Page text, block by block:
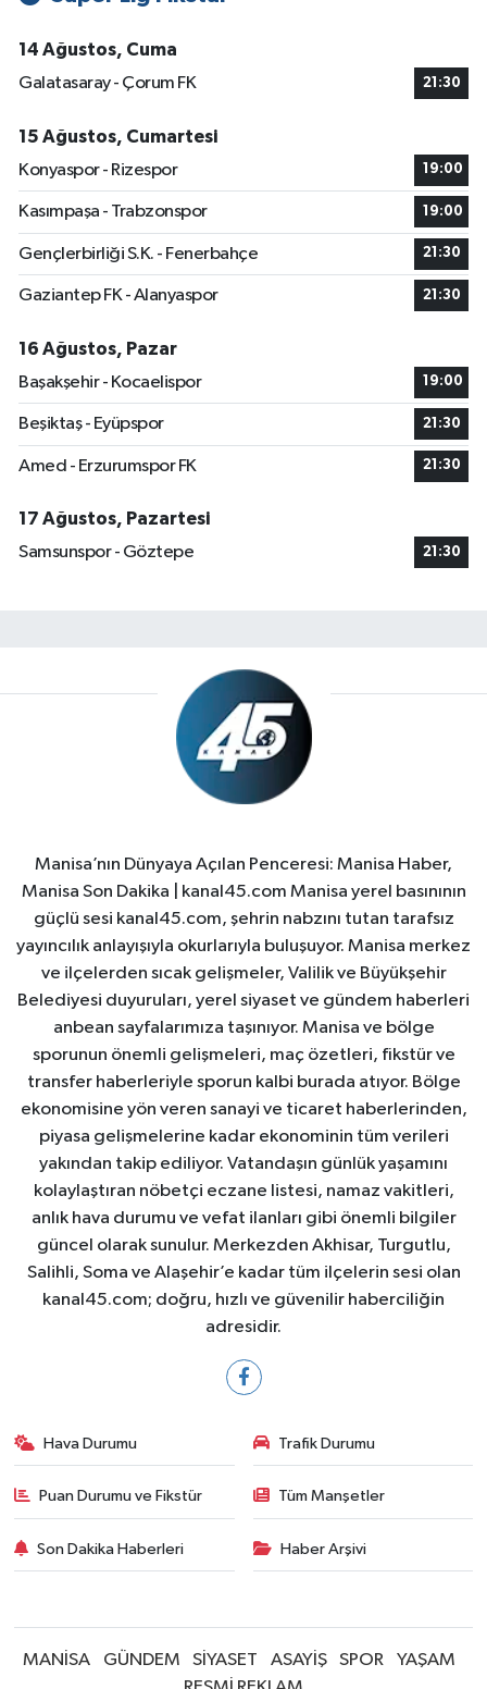
14 Ağustos, Cuma
Galatasaray - Çorum FK
21:30
15 Ağustos, Cumartesi
Konyaspor - Rizespor
19:00
Kasımpaşa - Trabzonspor 19:00
Gençlerbirliği S.K. - Fenerbahçe 21:30
Gaziantep FK - Alanyaspor 21:30
16 Ağustos, Pazar
Başakşehir - Kocaelispor
19:00
Beşiktaş - Eyüpspor 21:30
Amed - Erzurumspor FK 21:30
17 Ağustos, Pazartesi
Samsunspor - Göztepe
21:30
Manisa’nın Dünyaya Açılan Penceresi: Manisa Haber,
Manisa Son Dakika | kanal45.com Manisa yerel basınının
güçlü sesi kanal45.com, şehrin nabzını tutan tarafsız
yayıncılık anlayışıyla okurlarıyla buluşuyor. Manisa merkez
ve ilçelerden sıcak gelişmeler, Valilik ve Büyükşehir
Belediyesi duyuruları, yerel siyaset ve gündem haberleri
anbean sayfalarımıza taşınıyor. Manisa ve bölge
sporunun önemli gelişmeleri, maç özetleri, fikstür ve
transfer haberleriyle sporun kalbi burada atıyor. Bölge
ekonomisine yön veren sanayi ve ticaret haberlerinden,
piyasa gelişmelerine kadar ekonominin tüm verileri
yakından takip ediliyor. Vatandaşın günlük yaşamını
kolaylaştıran nöbetçi eczane listesi, namaz vakitleri,
anlık hava durumu ve vefat ilanları gibi önemli bilgiler
güncel olarak sunulur. Merkezden Akhisar, Turgutlu,
Salihli, Soma ve Alaşehir’e kadar tüm ilçelerin sesi olan
kanal45.com; doğru, hızlı ve güvenilir haberciliğin
adresidir.
Hava Durumu Trafik Durumu
Puan Durumu ve Fikstür Tüm Manşetler
Son Dakika Haberleri Haber Arşivi
MANİSA GÜNDEM SİYASET ASAYİŞ SPOR
YAŞAM